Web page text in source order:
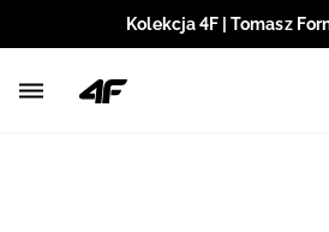
Kolekcja 4F | Tomasz